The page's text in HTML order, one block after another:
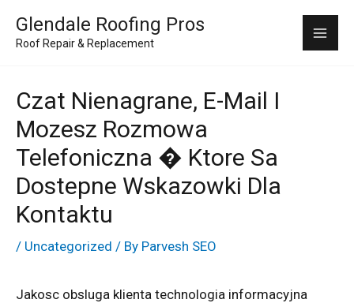
Glendale Roofing Pros
Roof Repair & Replacement
Czat Nienagrane, E-Mail I
Mozesz Rozmowa
Telefoniczna � Ktore Sa
Dostepne Wskazowki Dla
Kontaktu
/ Uncategorized / By Parvesh SEO
Jakosc obsluga klienta technologia informacyjna